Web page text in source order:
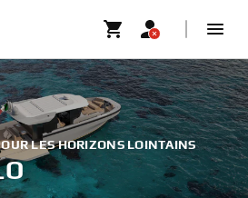
LES HORIZONS LOINTAINS